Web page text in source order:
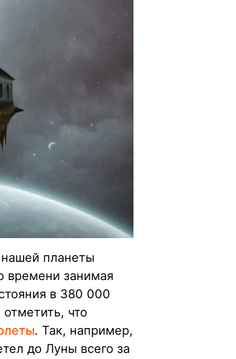
планеты
времени занимая
в 380 000
что
. Так, например,
до Луны всего за